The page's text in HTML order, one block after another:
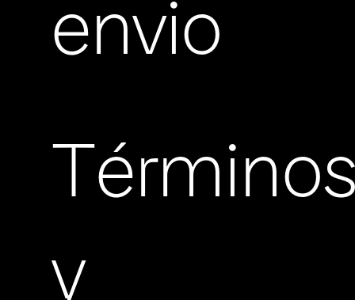
envio
y